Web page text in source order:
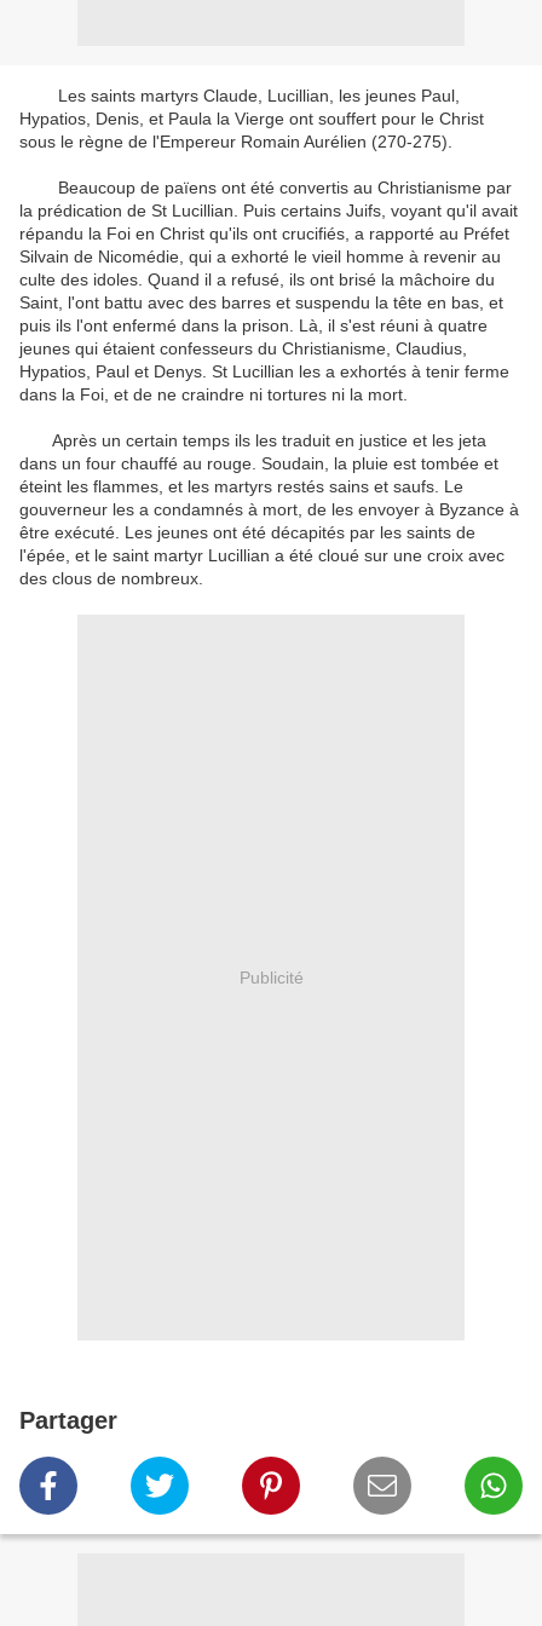
Les saints martyrs Claude, Lucillian, les jeunes Paul,
Hypatios, Denis, et Paula la Vierge ont souffert pour le Christ
sous le règne de l'Empereur Romain Aurélien (270-275).
Beaucoup de païens ont été convertis au Christianisme par
la prédication de St Lucillian. Puis certains Juifs, voyant qu'il avait
répandu la Foi en Christ qu'ils ont crucifiés, a rapporté au Préfet
Silvain de Nicomédie, qui a exhorté le vieil homme à revenir au
culte des idoles. Quand il a refusé, ils ont brisé la mâchoire du
Saint, l'ont battu avec des barres et suspendu la tête en bas, et
puis ils l'ont enfermé dans la prison. Là, il s'est réuni à quatre
jeunes qui étaient confesseurs du Christianisme, Claudius,
Hypatios, Paul et Denys. St Lucillian les a exhortés à tenir ferme
dans la Foi, et de ne craindre ni tortures ni la mort.
Après un certain temps ils les traduit en justice et les jeta
dans un four chauffé au rouge. Soudain, la pluie est tombée et
éteint les flammes, et les martyrs restés sains et saufs. Le
gouverneur les a condamnés à mort, de les envoyer à Byzance à
être exécuté. Les jeunes ont été décapités par les saints de
l'épée, et le saint martyr Lucillian a été cloué sur une croix avec
des clous de nombreux.
Publicité
Partager